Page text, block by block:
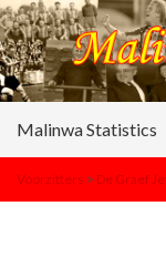
Malinwa Statistics
Voorzitters > De Graef